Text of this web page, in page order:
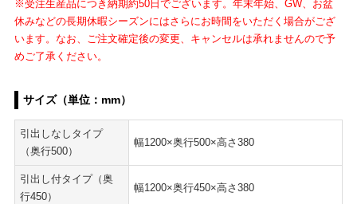
※受注生産品につき納期約50日でございます。年末年始、GW、お盆
休みなどの長期休暇シーズンにはさらにお時間をいただく場合がござ
います。なお、ご注文確定後の変更、キャンセルは承れませんので予
めご了承ください。
サイズ（単位：mm）
引出しなしタイプ
（奥行500）
幅1200×奥行500×高さ380
引出し付タイプ（奥
行450）
幅1200×奥行450×高さ380